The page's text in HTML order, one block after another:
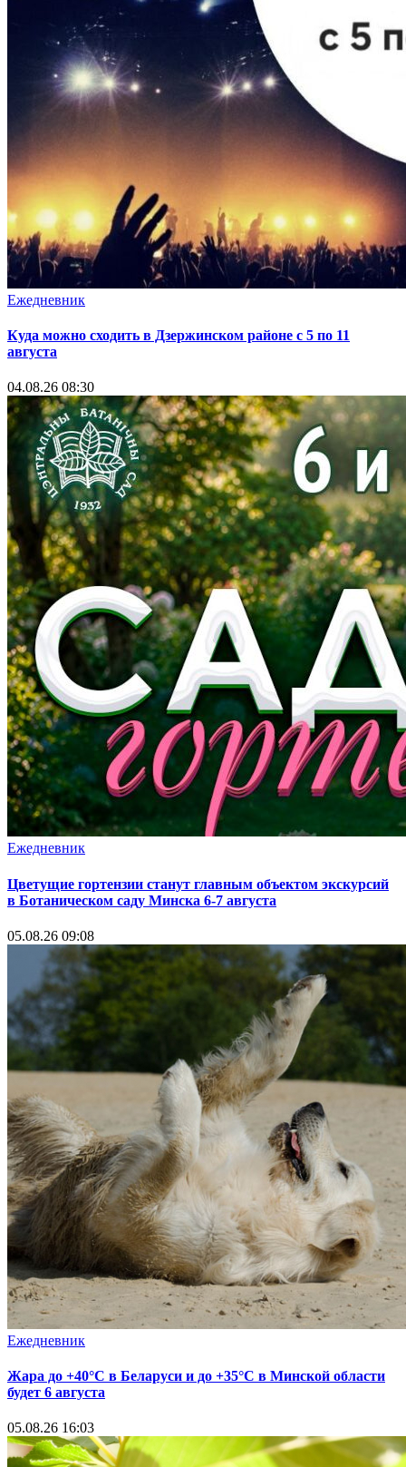
Ежедневник
Куда можно сходить в Дзержинском районе с 5 по 11
августа
04.08.26 08:30
Ежедневник
Цветущие гортензии станут главным объектом экскурсий
в Ботаническом саду Минска 6-7 августа
05.08.26 09:08
Ежедневник
Жара до +40°С в Беларуси и до +35°С в Минской области
будет 6 августа
05.08.26 16:03